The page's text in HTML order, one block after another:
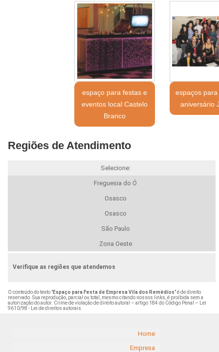
espaço para festas e
eventos local Castelo
Branco
espaços
aniversário
Regiões de Atendimento
Selecione:
Freguesia do Ó
Osasco
Osasco
São Paulo
Zona Oeste
Verifique as regiões que atendemos
O conteúdo do texto "Espaço para Festa de Empresa Vila dos Remédios" é de direito
reservado. Sua reprodução, parcial ou total, mesmo citando nossos links, é proibida sem a
autorização do autor. Crime de violação de direito autoral – artigo 184 do Código Penal – Lei
9610/98 - Lei de direitos autorais.
Home
Empresa